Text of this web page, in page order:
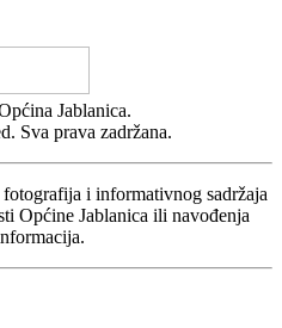
Jablanica.
Sva prava zadržana.
i informativnog sadržaja
Općine Jablanica ili navođenja